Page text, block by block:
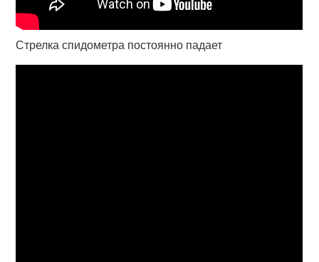
Стрелка спидометра постоянно падает